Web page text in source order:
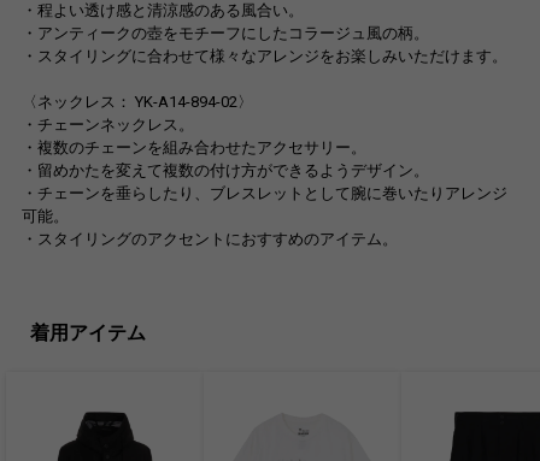
・程よい透け感と清涼感のある風合い。
・アンティークの壺をモチーフにしたコラージュ風の柄。
・スタイリングに合わせて様々なアレンジをお楽しみいただけます。
〈ネックレス： YK-A14-894-02〉
・チェーンネックレス。
・複数のチェーンを組み合わせたアクセサリー。
・留めかたを変えて複数の付け方ができるようデザイン。
・チェーンを垂らしたり、ブレスレットとして腕に巻いたりアレンジ
可能。
・スタイリングのアクセントにおすすめのアイテム。
着用アイテム